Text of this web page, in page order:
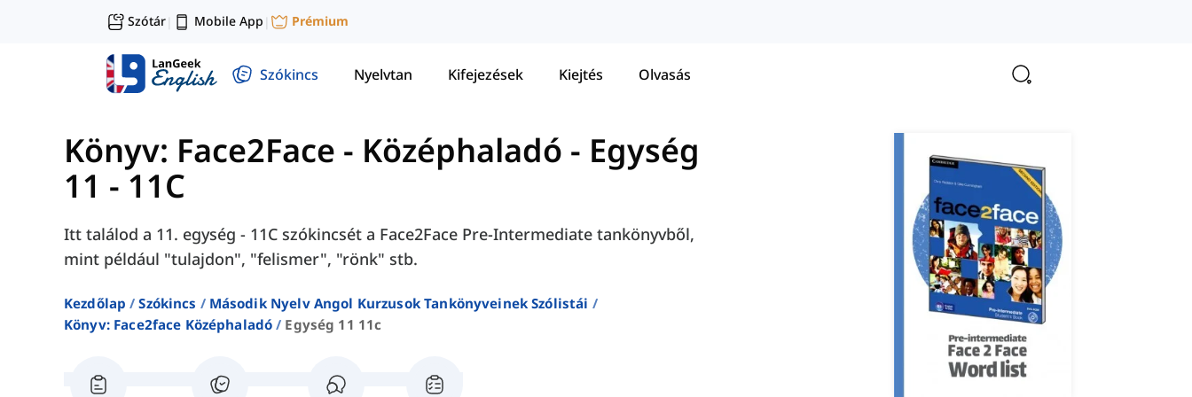
Szótár| Mobile App | Prémium
Szókincs Nyelvtan Kifejezések Kiejtés Olvasás
Könyv: Face2Face - Középhaladó - Egység
11 - 11C
Itt találod a 11. egység - 11C szókincsét a Face2Face Pre-Intermediate tankönyvből,
mint például "tulajdon", "felismer", "rönk" stb.
Kezdőlap Szókincs
Második Nyelv Angol Kurzusok Tankönyveinek Szólistái
Könyv: Face2face Középhaladó
Egység 11 11c